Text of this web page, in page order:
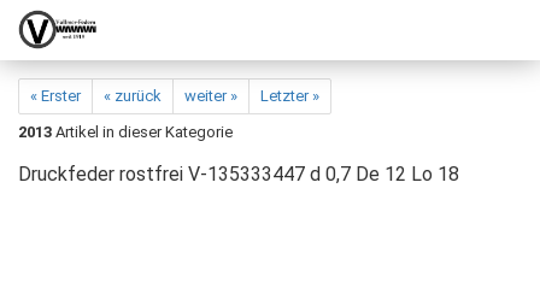
« Erster « zurück weiter »
Letzter »
2013 Artikel in dieser Kategorie
Druckfeder rostfrei V-135333447 d 0,7 De 12 Lo 18